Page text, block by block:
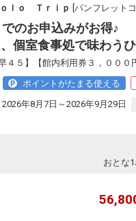
ｌｏ Ｔｒｉｐ [パンフレット
のお申込みがお得♪
個室食事処で味わう
４５】【館内利用券３，０００
ポイントがたまる使える
2026年8月7日～2026年9月29日
おとな